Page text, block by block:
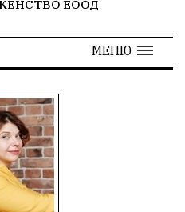
ЕООД
МЕНЮ